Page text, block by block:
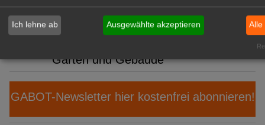
06:43
BÖLW: Bio wächst trotz
Konsumflaute
Garten und Gebäude
GABOT-Newsletter hier kostenfrei abonnieren!
Ich lehne ab Ausgewählte akzeptieren Alle